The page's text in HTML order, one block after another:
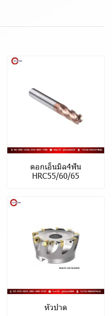
ดอกเอ็นมิล4ฟัน
HRC55/60/65
หัวปาด